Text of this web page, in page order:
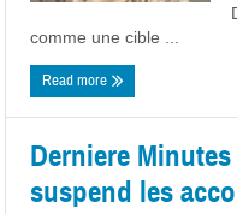
comme une cible ...
Read more
Derniere
suspend les